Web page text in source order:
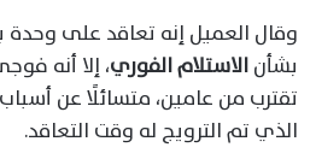
وقال العميل إنه تعاقد على وحدة
بشأنالاستلام الفوري، إلا أنه
تقترب من عامين، متسائلًا عن
الذي تم الترويج له وقت التعاقد.